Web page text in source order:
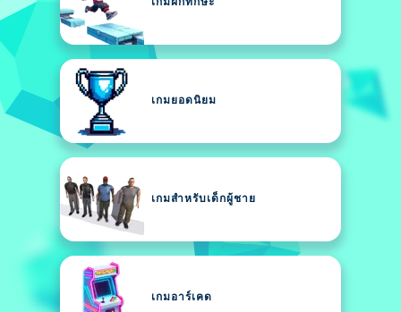
เกมฝึกทักษะ
เกมยอดนิยม
เกมสำหรับเด็กผู้ชาย
เกมอาร์เคด